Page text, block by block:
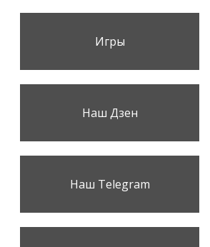
Игры
Наш Дзен
Наш Telegram